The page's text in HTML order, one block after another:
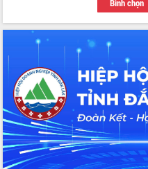
Thứ trưởng Bộ Y tế làm việc với tỉnh
Đắk Lắk về phát triển nhân lực y tế
cho trạm y tế cấp xã
Du lịch Đắk Lắk nâng tầm trải nghiệm
du khách thông qua Hệ thống cơ sở dữ
liệu và Bản đồ số
Tập huấn ứng dụng trí tuệ nhân tạo (AI)
trong thương mại điện tử năm 2026
Đoàn đại biểu Quốc hội tỉnh Đắk Lắk
trao đổi thông tin trước Kỳ họp thứ
nhất, Quốc hội khóa XVI
Bình chọn